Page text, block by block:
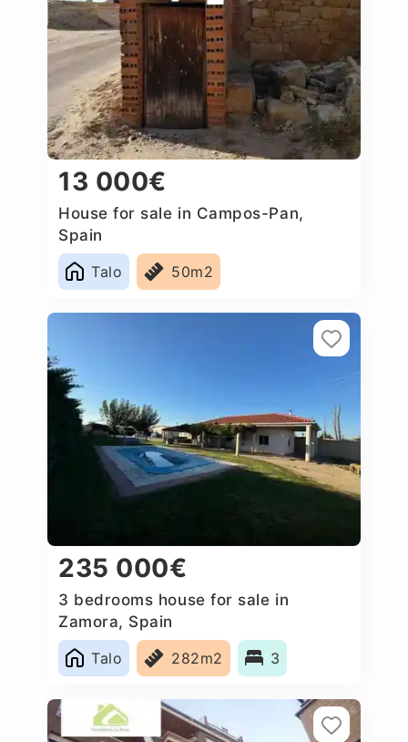
13 000€
House for sale in Campos-Pan,
Spain
Talo
50m2
235 000€
3 bedrooms house for sale in
Zamora, Spain
Talo
282m2 3